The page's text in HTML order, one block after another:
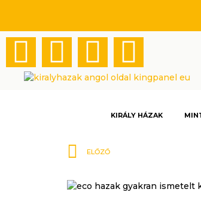
content
Facebook
Youtube
KIRÁLY HÁZAK
Előző
ELŐZŐ